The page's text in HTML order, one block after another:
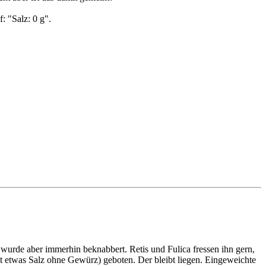
"Salz: 0 g".
aber immerhin beknabbert. Retis und Fulica fressen ihn gern,
Salz ohne Gewürz) geboten. Der bleibt liegen. Eingeweichte